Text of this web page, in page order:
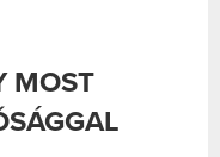
MOST